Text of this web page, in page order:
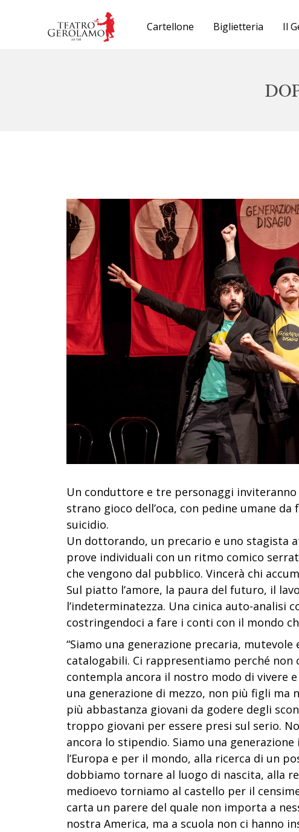
Cartellone Biglietteria Il
Il
Un conduttore e tre personaggi
strano gioco dell’oca, con pedine umane
suicidio.
Un dottorando, un precario e uno stagista
prove individuali con un ritmo comico
che vengono dal pubblico. Vincerà chi
Sul piatto l’amore, la paura del futuro, il
l’indeterminatezza. Una cinica auto-analisi
costringendoci a fare i conti con il mondo
“Siamo una generazione precaria,
catalogabili. Ci rappresentiamo perché non
contempla ancora il nostro modo di vivere
una generazione di mezzo, non più figli ma
più abbastanza giovani da godere degli
troppo giovani per essere presi sul serio.
ancora lo stipendio. Siamo una
l’Europa e per il mondo, alla ricerca di un
dobbiamo tornare al luogo di nascita, alla
medioevo torniamo al castello per il
carta un parere del quale non importa a
nostra America, ma a scuola non ci hanno